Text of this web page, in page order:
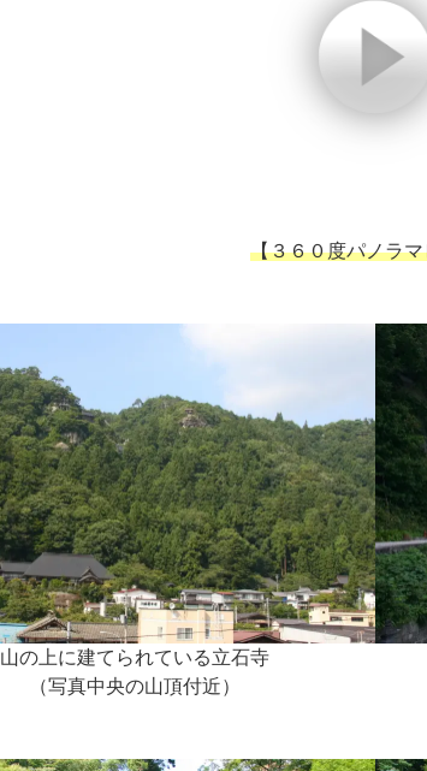
【３６０度パノラ
山の上に建てられている立石寺
（写真中央の山頂付近）